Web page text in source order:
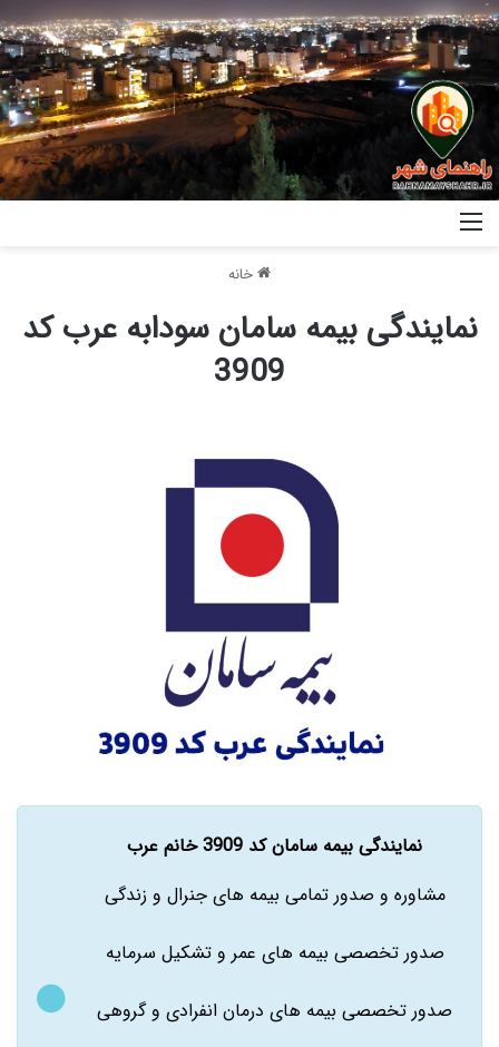
خانه
نمایندگی بیمه سامان سودابه عرب کد
3909
نمایندگی بیمه سامان کد 3909 خانم عرب
مشاوره و صدور تمامی بیمه های جنرال و زندگی
صدور تخصصی بیمه های عمر و تشکیل سرمایه
صدور تخصصی بیمه های درمان انفرادی و گروهی